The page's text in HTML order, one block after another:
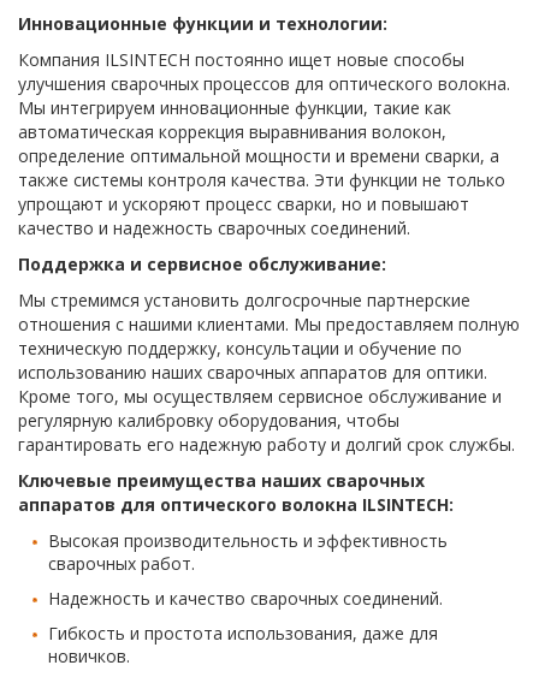
Инновационные функции и технологии:
Компания ILSINTECH постоянно ищет новые способы
улучшения сварочных процессов для оптического волокна.
Мы интегрируем инновационные функции, такие как
автоматическая коррекция выравнивания волокон,
определение оптимальной мощности и времени сварки, а
также системы контроля качества. Эти функции не только
упрощают и ускоряют процесс сварки, но и повышают
качество и надежность сварочных соединений.
Поддержка и сервисное обслуживание:
Мы стремимся установить долгосрочные партнерские
отношения с нашими клиентами. Мы предоставляем полную
техническую поддержку, консультации и обучение по
использованию наших сварочных аппаратов для оптики.
Кроме того, мы осуществляем сервисное обслуживание и
регулярную калибровку оборудования, чтобы
гарантировать его надежную работу и долгий срок службы.
Ключевые преимущества наших сварочных
аппаратов для оптического волокна ILSINTECH:
Высокая производительность и эффективность
сварочных работ.
Надежность и качество сварочных соединений.
Гибкость и простота использования, даже для
новичков.